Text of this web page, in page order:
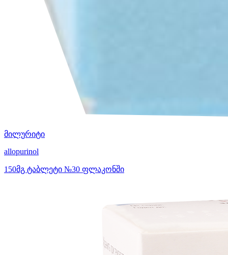
მილურიტი
allopurinol
150მგ ტაბლეტი №30 ფლაკონში